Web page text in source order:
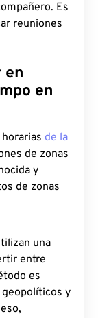
Es
reuniones
en
en
de la
de zonas
y
de zonas
una
entre
es
y